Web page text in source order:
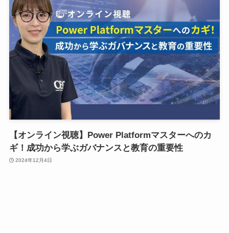
【オンライン視聴】Power Platformマスターへのカ
ギ！成功から学ぶガバナンスと教育の重要性
2024年12月4日